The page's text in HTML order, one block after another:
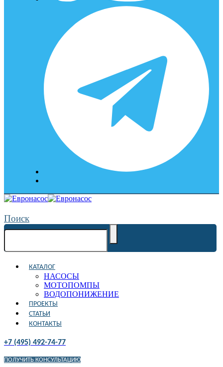
Поиск
КАТАЛОГ
НАСОСЫ
МОТОПОМПЫ
ВОДОПОНИЖЕНИЕ
ПРОЕКТЫ
СТАТЬИ
КОНТАКТЫ
+7 (495) 492-74-77
ПОЛУЧИТЬ КОНСУЛЬТАЦИЮ